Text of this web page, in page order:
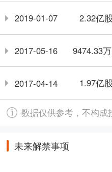
2019-01-07 2.32亿股
2017-05-16 9474.33
2017-04-14 1.97亿股
数据仅供参考，不构成
未来解禁事项